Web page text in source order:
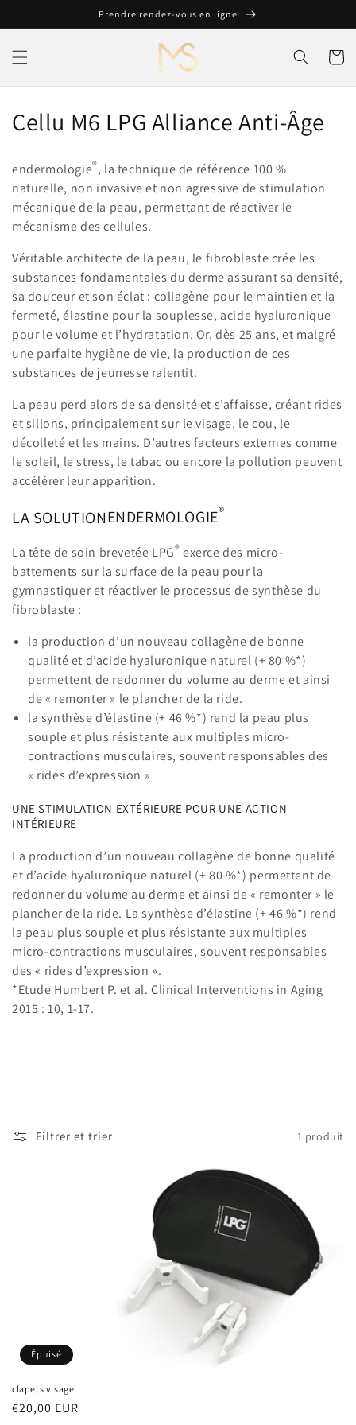
au
Prendre rendez-vous en ligne
Panier
C
l
l
e
c
t
i
o
n
:
Cellu M6 LPG Alliance Anti-Âge
endermologie®, la technique de référence 100 %
naturelle, non invasive et non agressive de stimulation
mécanique de la peau, permettant de réactiver le
mécanisme des cellules.
Véritable architecte de la peau, le fibroblaste crée les
substances fondamentales du derme assurant sa densité,
sa douceur et son éclat : collagène pour le maintien et la
fermeté, élastine pour la souplesse, acide hyaluronique
pour le volume et l’hydratation. Or, dès 25 ans, et malgré
une parfaite hygiène de vie, la production de ces
substances de jeunesse ralentit.
La peau perd alors de sa densité et s’affaisse, créant rides
et sillons, principalement sur le visage, le cou, le
décolleté et les mains. D’autres facteurs externes comme
le soleil, le stress, le tabac ou encore la pollution peuvent
accélérer leur apparition.
LA SOLUTIONENDERMOLOGIE®
La tête de soin brevetée LPG® exerce des micro-
battements sur la surface de la peau pour la
gymnastiquer et réactiver le processus de synthèse du
fibroblaste :
la production d’un nouveau collagène de bonne
qualité et d’acide hyaluronique naturel (+ 80 %*)
permettent de redonner du volume au derme et ainsi
de « remonter » le plancher de la ride.
la synthèse d’élastine (+ 46 %*) rend la peau plus
souple et plus résistante aux multiples micro-
contractions musculaires, souvent responsables des
« rides d’expression »
UNE STIMULATION EXTÉRIEURE POUR UNE ACTION
INTÉRIEURE
La production d’un nouveau collagène de bonne qualité
et d’acide hyaluronique naturel (+ 80 %*) permettent de
redonner du volume au derme et ainsi de « remonter » le
plancher de la ride. La synthèse d’élastine (+ 46 %*) rend
la peau plus souple et plus résistante aux multiples
micro-contractions musculaires, souvent responsables
des « rides d’expression ».
*Etude Humbert P. et al. Clinical Interventions in Aging
2015 : 10, 1-17.
Filtrer et trier 1 produit
Épuisé
clapets visage
Prix
€20,00 EUR